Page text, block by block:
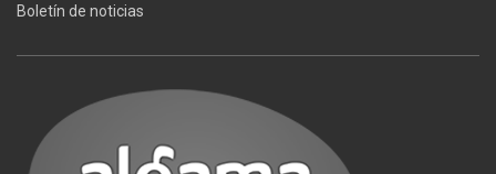
Boletín de noticias